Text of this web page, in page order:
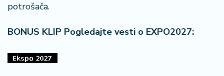
potrošača.
BONUS KLIP Pogledajte vesti o EXPO2027: